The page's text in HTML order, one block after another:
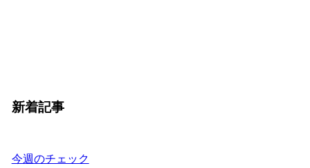
新着記事
今週のチェック